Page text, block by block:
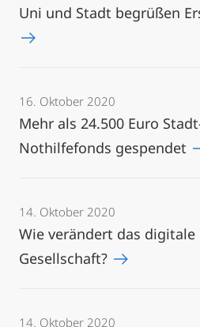
Uni und Stadt begrüßen
16. Oktober 2020
Mehr als 24.500 Euro
Nothilfefonds gespendet
14. Oktober 2020
Wie verändert das digitale
Gesellschaft?
14. Oktober 2020